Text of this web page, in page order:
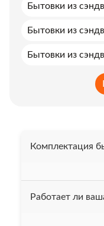
Бытовки из
Бытовки из
Бытовки из
Комплектация
периметр (пол,
Работает ли